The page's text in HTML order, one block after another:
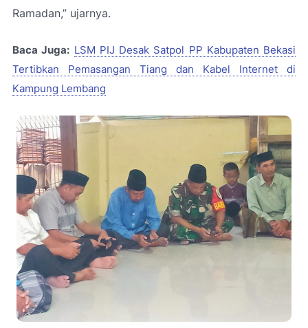
Ramadan,” ujarnya.
Baca Juga: LSM PIJ Desak Satpol PP Kabupaten Bekasi
Tertibkan Pemasangan Tiang dan Kabel Internet di
Kampung Lembang